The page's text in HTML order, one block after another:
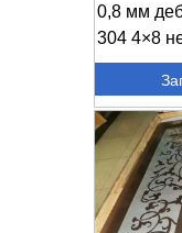
0,8 мм
304 4×8
стомана ...